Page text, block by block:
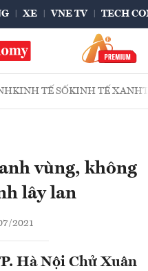
XE VNE TV TECH
KINH TẾ SỐKINH TẾ XANH
vùng, không
lây lan
2021
Hà Nội Chử Xuân